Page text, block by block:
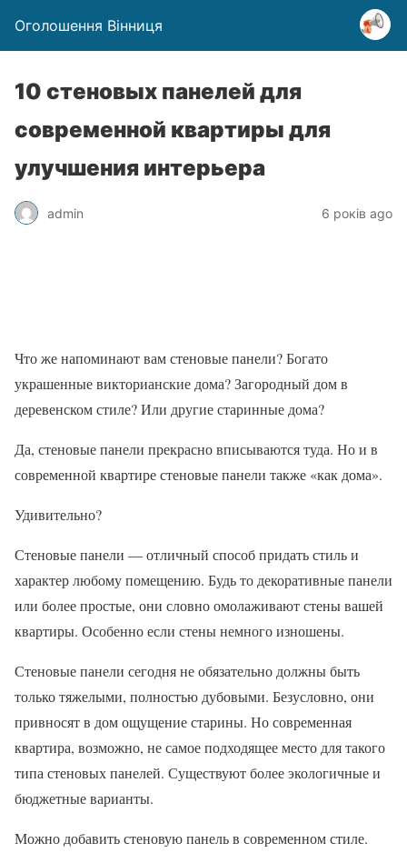
Оголошення Вінниця
10 стеновых панелей для
современной квартиры для
улучшения интерьера
admin 6 років ago
Что же напоминают вам стеновые панели? Богато
украшенные викторианские дома? Загородный дом в
деревенском стиле? Или другие старинные дома?
Да, стеновые панели прекрасно вписываются туда. Но и в
современной квартире стеновые панели также «как дома».
Удивительно?
Стеновые панели — отличный способ придать стиль и
характер любому помещению. Будь то декоративные панели
или более простые, они словно омолаживают стены вашей
квартиры. Особенно если стены немного изношены.
Стеновые панели сегодня не обязательно должны быть
только тяжелыми, полностью дубовыми. Безусловно, они
привносят в дом ощущение старины. Но современная
квартира, возможно, не самое подходящее место для такого
типа стеновых панелей. Существуют более экологичные и
бюджетные варианты.
Можно добавить стеновую панель в современном стиле.